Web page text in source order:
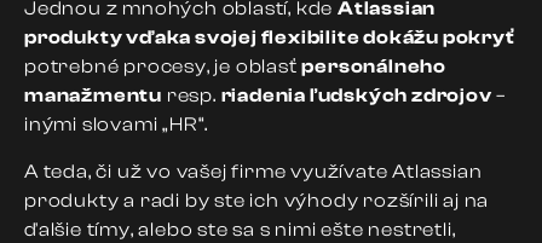
Jednou z mnohých oblastí, kde Atlassian
produktyvďaka svojej flexibilite dokážu pokryť
potrebné procesy, je oblasťpersonálneho
manažmentu resp. riadenia ľudských zdrojov –
inými slovami „HR“.
A teda, či už vo vašej firme využívate Atlassian
produkty a radi by ste ich výhody rozšírili aj na
ďalšie tímy, alebo ste sa s nimi ešte nestretli,